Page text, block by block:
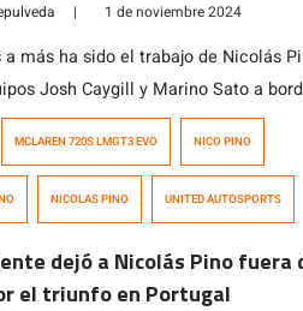
| 1 de noviembre 2024
a más ha sido el trabajo de Nicolás
Josh Caygill y Marino Sato a
LMGT3 Evo #95 del equipo United
última fecha del Campeonato Mundial
(WEC). A la hora de clasificar, Caygill
MCLAREN 720S LMGT3 EVO NICO PINO
NICOLAS PINO UNITED AUTOSPORTS
dejó a Nicolás Pino fuera
el triunfo en Portugal